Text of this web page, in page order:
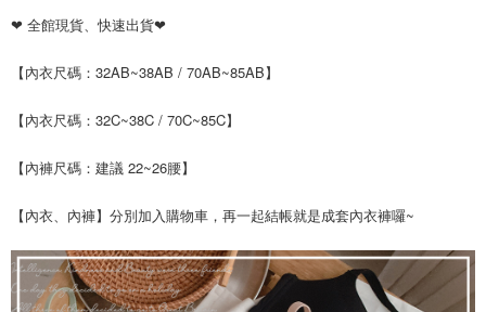
易，需依本服務之必要範圍內提供個人資料，並將交易相關給付款項請求債
２．關於個人資料處理事宜，請瀏覽以下網址：
「AFTEE先享後付」，若未經同意申辦者引起之損失，本公司不負相關責
４．使用「AFTEE先享後付」時，將依據個別帳號之用戶狀況，依本公司即
請求用戶進行身份認證。
５．嚴禁一人註冊多個帳號或使用他人資訊註冊。若發現惡意使用之情形，
恩沛科技股份有限公司將有權停止該用戶之使用額度並採取法律行動。
宅配
❤ 全館現貨、快速出貨❤
【內衣尺碼：32AB~38AB / 70AB~85AB】
【內衣尺碼：32C~38C / 70C~85C】
【內褲尺碼：建議 22~26腰】
【內衣、內褲】分別加入購物車，再一起結帳就是成套內衣褲囉~